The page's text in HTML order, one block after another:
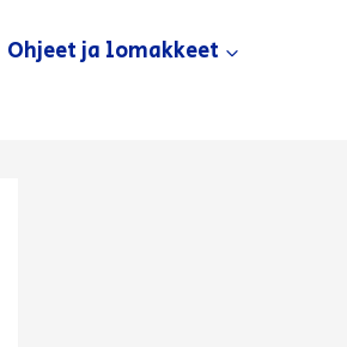
Ohjeet ja lomakkeet